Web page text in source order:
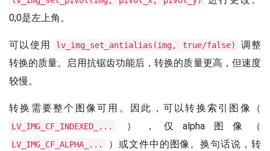
0;0是左上角。
可以使用 lv_img_set_antialias(img, true/false)
调整
转换的质量。启用抗锯齿功能后，转换的质量更高，但速度
较慢。
转换需要整个图像可用。因此，可以转换索引图像（
LV_IMG_CF_INDEXED_... ），仅alpha图像（
LV_IMG_CF_ALPHA_...
）或文件中的图像。换句话说，转